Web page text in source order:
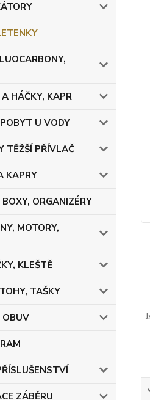
HÁČKY, KAPR
U VODY
TĚŽŠÍ PŘÍVLAČ
KAPRY
BOXY, ORGANIZÉRY
MOTORY,
KLEŠTĚ
TAŠKY
OBUV
ZÁBĚRU